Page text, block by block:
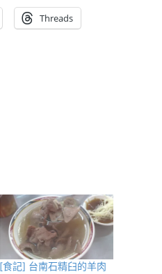
Threads
[食記] 台南石精臼的羊肉